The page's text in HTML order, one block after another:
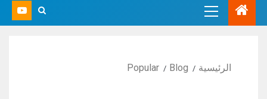
الرئيسية Blog
Popular